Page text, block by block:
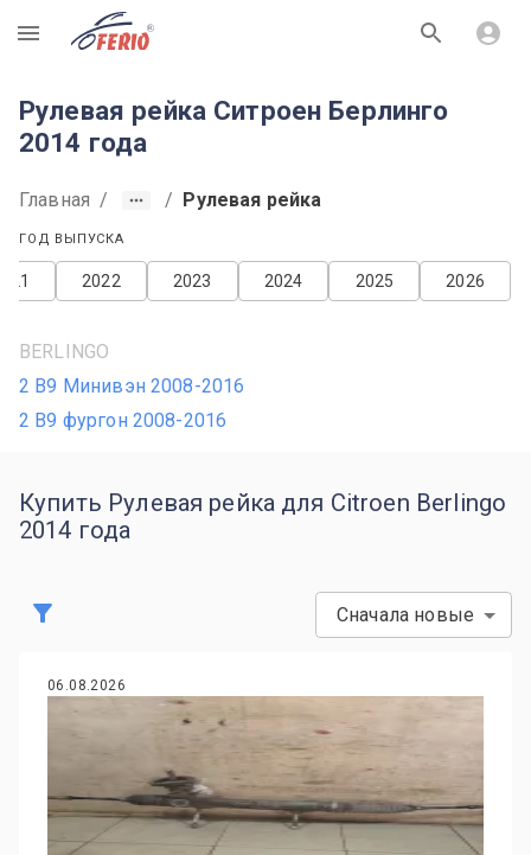
R
Рулевая рейка Ситроен Берлинго
2014 года
Главная / / Рулевая рейка
ГОД ВЫПУСКА
2026
2025
2024
2023
2022
BERLINGO
2 B9 Минивэн 2008-2016
2 B9 фургон 2008-2016
Купить Рулевая рейка для Citroen Berlingo
2014 года
Сначала новые
06.08.2026